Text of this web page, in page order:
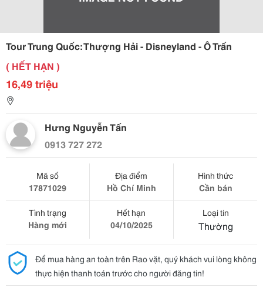
Tour Trung Quốc: Thượng Hải - Disneyland - Ô Trấn
( HẾT HẠN )
16,49 triệu
Hưng Nguyễn Tấn
0913 727 272
Mã số
17871029
Địa điểm
Hồ Chí Minh
Hình thức
Cần bán
Tình trạng
Hàng mới
Hết hạn
04/10/2025
Loại tin
Thường
Để mua hàng an toàn trên Rao vặt, quý khách vui lòng không
thực hiện thanh toán trước cho người đăng tin!